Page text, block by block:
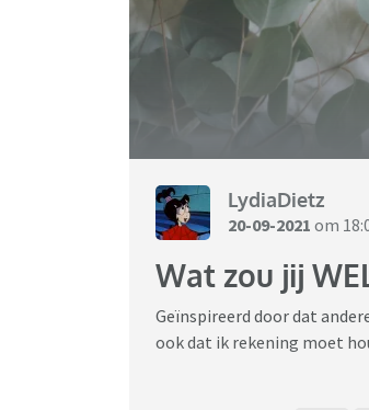
LydiaDietz
20-09-2021 om
Wat zou jij
Geïnspireerd door dat
ook dat ik rekening moet
Als ik in mijn up zou